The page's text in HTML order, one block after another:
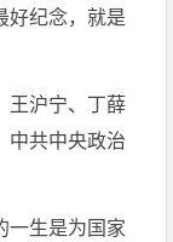
好纪念，就是
王沪宁、丁薛
中共中央政治
一生是为国家